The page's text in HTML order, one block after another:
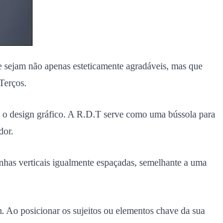
não apenas esteticamente agradáveis, mas que
design gráfico. A R.D.T serve como uma bússola para
verticais igualmente espaçadas, semelhante a uma
Ao posicionar os sujeitos ou elementos chave da sua